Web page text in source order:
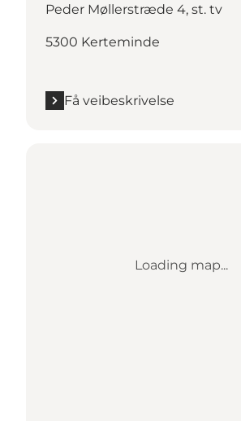
Peder Møllerstræde 4, st. tv
5300 Kerteminde
Få veibeskrivelse
Loading map...